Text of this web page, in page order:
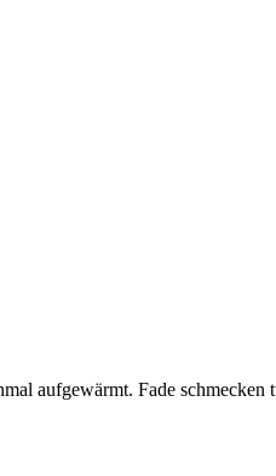
aufgewärmt. Fade schmecken